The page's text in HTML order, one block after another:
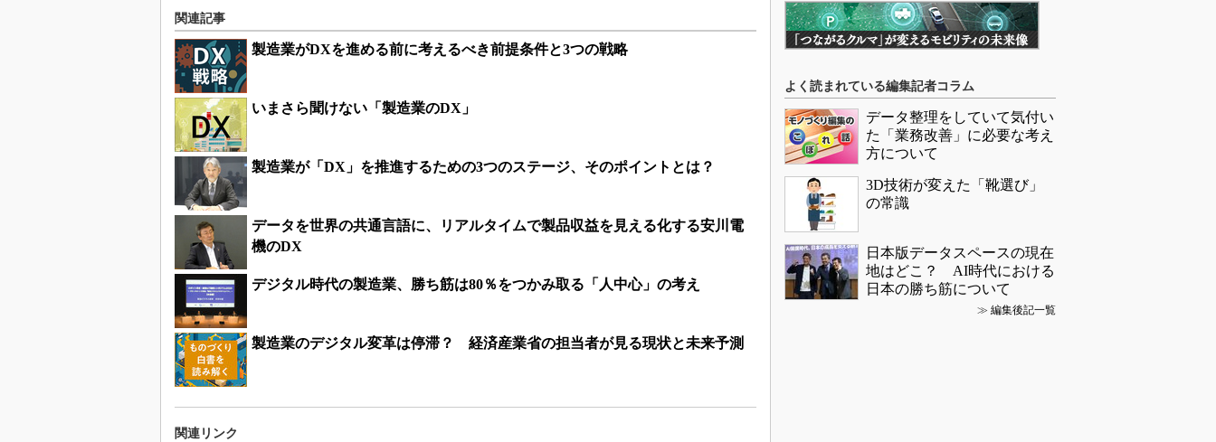
関連記事
製造業がDXを進める前に考えるべき前提条件と3つの戦略
いまさら聞けない「製造業のDX」
製造業が「DX」を推進するための3つのステージ、そのポイントとは？
データを世界の共通言語に、リアルタイムで製品収益を見える化する安川電
機のDX
デジタル時代の製造業、勝ち筋は80％をつかみ取る「人中心」の考え
製造業のデジタル変革は停滞？ 経済産業省の担当者が見る現状と未来予測
関連リンク
よく読まれている編集記者コラム
データ整理をしていて気付い
た「業務改善」に必要な考え
方について
3D技術が変えた「靴選び」
の常識
日本版データスペースの現在
地はどこ？ AI時代における
日本の勝ち筋について
≫ 編集後記一覧